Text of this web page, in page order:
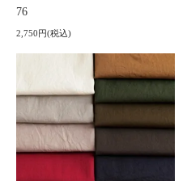
76
2,750円(税込)